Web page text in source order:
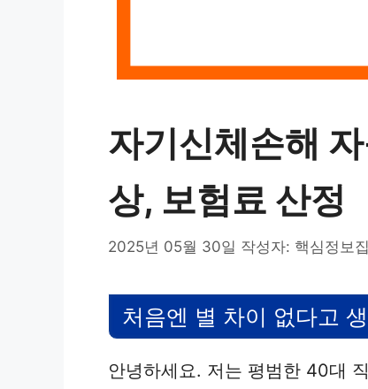
자기신체손해
상, 보험료 산정
2025년 05월 30일 작성자: 핵심정보집
처음엔 별 차이 없다고
안녕하세요. 저는 평범한 40대